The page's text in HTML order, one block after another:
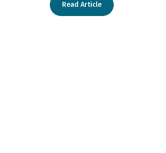
Read Article